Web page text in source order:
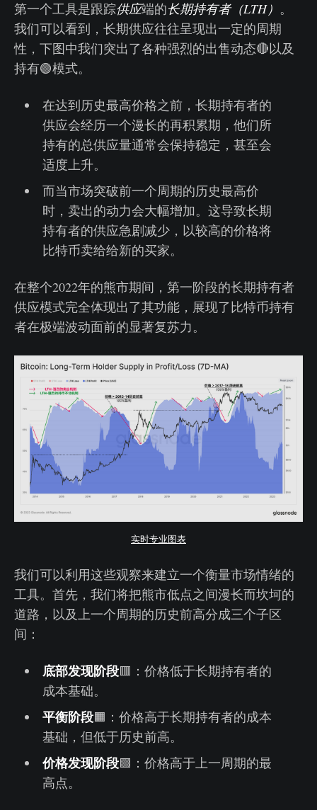
第一个工具是跟踪供应端的长期持有者（LTH） 。
我们可以看到，长期供应往往呈现出一定的周期
性，下图中我们突出了各种强烈的出售动态🔴以及
持有🟢模式。
在达到历史最高价格之前，长期持有者的
供应会经历一个漫长的再积累期，他们所
持有的总供应量通常会保持稳定，甚至会
适度上升。
而当市场突破前一个周期的历史最高价
时，卖出的动力会大幅增加。这导致长期
持有者的供应急剧减少，以较高的价格将
比特币卖给给新的买家。
在整个2022年的熊市期间，第一阶段的长期持有者
供应模式完全体现出了其功能，展现了比特币持有
者在极端波动面前的显著复苏力。
实时专业图表
我们可以利用这些观察来建立一个衡量市场情绪的
工具。首先，我们将把熊市低点之间漫长而坎坷的
道路，以及上一个周期的历史前高分成三个子区
间：
底部发现阶段🟥：价格低于长期持有者的
成本基础。
平衡阶段🟧：价格高于长期持有者的成本
基础，但低于历史前高。
价格发现阶段🟩：价格高于上一周期的最
高点。